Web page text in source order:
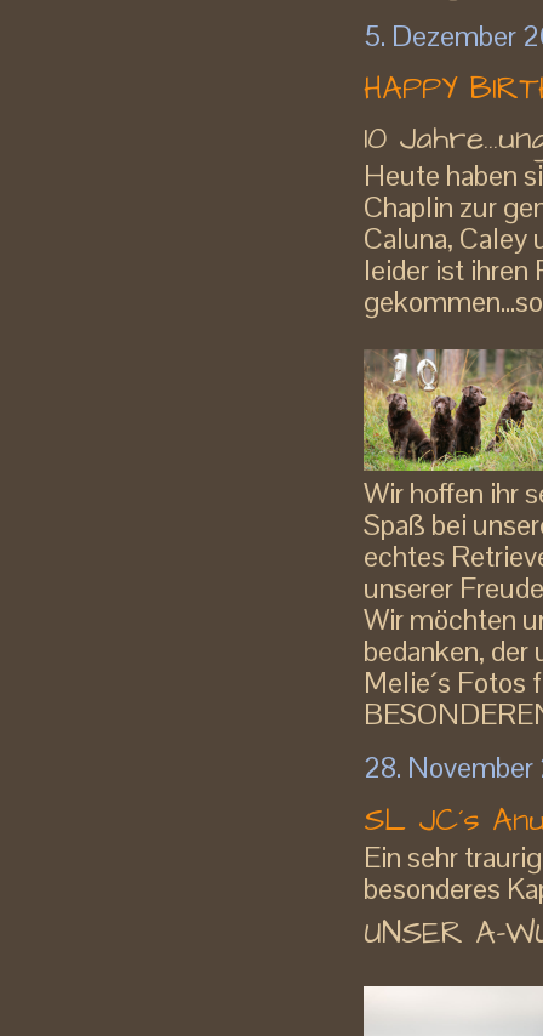
5. Dezember
HAPPY
10
Heute haben
Chaplin zur
Caluna, Caley
leider ist
Wir hoffen ihr
Spaß bei
echtes
unserer
Wir möchten
bedanken,
Melie´s Fotos
28. November
SL JC´s
Ein sehr
besonderes
UNSER A-